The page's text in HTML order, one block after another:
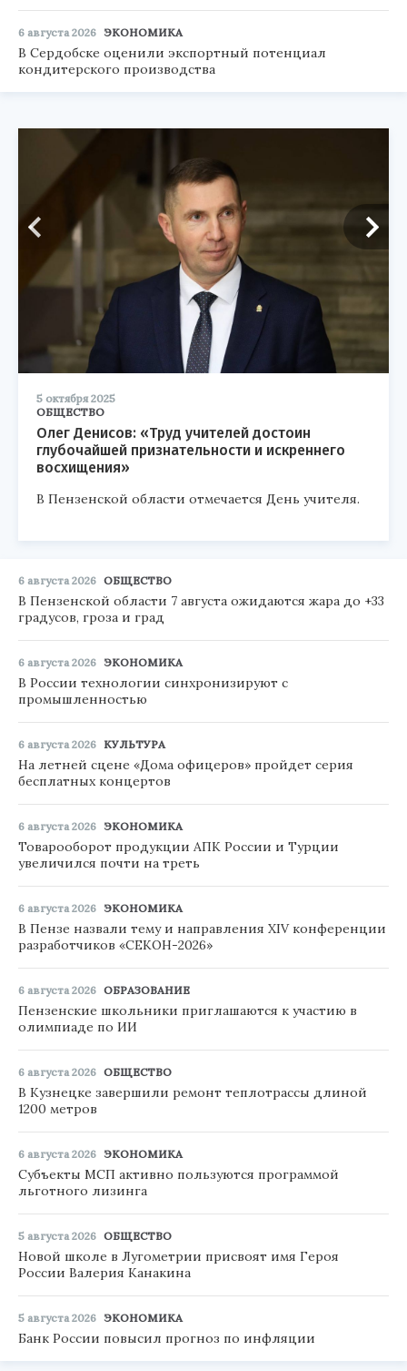
6 августа 2026 ЭКОНОМИКА
В Сердобске оценили экспортный потенциал
кондитерского производства
5 октября 2025
ОБЩЕСТВО
Олег Денисов: «Труд учителей достоин
глубочайшей признательности и искреннего
восхищения»
В Пензенской области отмечается День учителя.
6 августа 2026 ОБЩЕСТВО
В Пензенской области 7 августа ожидаются жара до +33
градусов, гроза и град
6 августа 2026 ЭКОНОМИКА
В России технологии синхронизируют с
промышленностью
6 августа 2026 КУЛЬТУРА
На летней сцене «Дома офицеров» пройдет серия
бесплатных концертов
6 августа 2026 ЭКОНОМИКА
Товарооборот продукции АПК России и Турции
увеличился почти на треть
6 августа 2026 ЭКОНОМИКА
В Пензе назвали тему и направления XIV конференции
разработчиков «СЕКОН-2026»
6 августа 2026 ОБРАЗОВАНИЕ
Пензенские школьники приглашаются к участию в
олимпиаде по ИИ
6 августа 2026 ОБЩЕСТВО
В Кузнецке завершили ремонт теплотрассы длиной
1200 метров
6 августа 2026 ЭКОНОМИКА
Субъекты МСП активно пользуются программой
льготного лизинга
5 августа 2026 ОБЩЕСТВО
Новой школе в Лугометрии присвоят имя Героя
России Валерия Канакина
5 августа 2026 ЭКОНОМИКА
Банк России повысил прогноз по инфляции